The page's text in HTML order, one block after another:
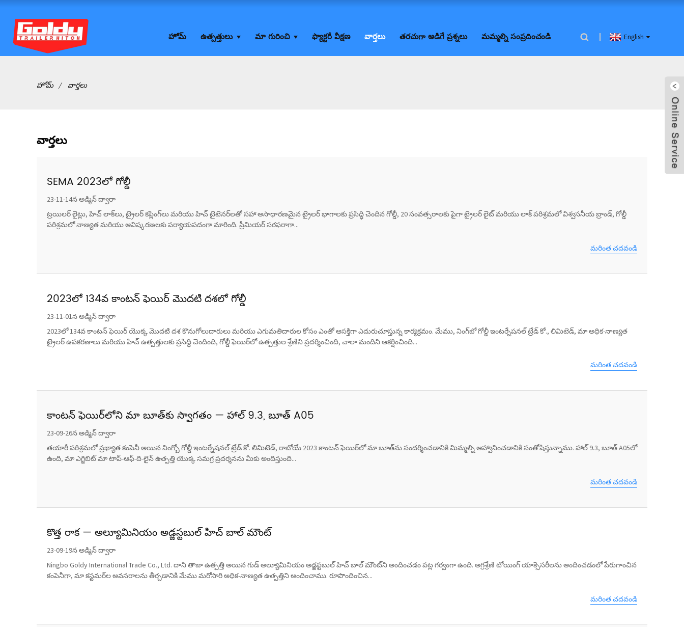
హోమ్ ఉత్పత్తులు మా గురించి ఫ్యాక్టరీ వీక్షణ వార్తలు తరచుగా అడిగే ప్రశ్నలు మమ్మల్ని సంప్రదించండి English
హోమ్ వార్తలు
వార్తలు
SEMA 2023లో గోల్డీ
23-11-14న అడ్మిన్ ద్వారా
ట్రయిలర్ లైట్లు, హిచ్ లాక్‌లు, ట్రైలర్ కప్లింగ్‌లు మరియు హిచ్ టైటెనర్‌లతో సహా అసాధారణమైన ట్రైలర్ భాగాలకు ప్రసిద్ధి చెందిన గోల్డీ, 20 సంవత్సరాలకు పైగా ట్రైలర్ లైట్ మరియు లాక్ పరిశ్రమలో విశ్వసనీయ బ్రాండ్, గోల్డీ
పరిశ్రమలో నాణ్యత మరియు ఆవిష్కరణలకు పర్యాయపదంగా మారింది. ప్రీమియర్ సరఫరాగా...
మరింత చదవండి
2023లో 134వ కాంటన్ ఫెయిర్ మొదటి దశలో గోల్డీ
23-11-01న అడ్మిన్ ద్వారా
2023లో 134వ కాంటన్ ఫెయిర్ యొక్క మొదటి దశ కొనుగోలుదారులు మరియు ఎగుమతిదారుల కోసం ఎంతో ఆసక్తిగా ఎదురుచూస్తున్న కార్యక్రమం. మేము, నింగ్‌బో గోల్డీ ఇంటర్నేషనల్ ట్రేడ్ కో., లిమిటెడ్, మా అధిక-నాణ్యత
ట్రైలర్ ఉపకరణాలు మరియు హిచ్ ఉత్పత్తులకు ప్రసిద్ధి చెందింది, గోల్డీ ఫెయిర్‌లో ఉత్పత్తుల శ్రేణిని ప్రదర్శించింది, చాలా మందిని ఆకర్షించింది...
మరింత చదవండి
కాంటన్ ఫెయిర్‌లోని మా బూత్‌కు స్వాగతం — హాల్ 9.3, బూత్ A05
23-09-26న అడ్మిన్ ద్వారా
తయారీ పరిశ్రమలో ప్రఖ్యాత కంపెనీ అయిన నింగ్బో గోల్డీ ఇంటర్నేషనల్ ట్రేడ్ కో. లిమిటెడ్, రాబోయే 2023 కాంటన్ ఫెయిర్‌లో మా బూత్‌ను సందర్శించడానికి మిమ్మల్ని ఆహ్వానించడానికి సంతోషిస్తున్నాము. హాల్ 9.3, బూత్ A05లో
ఉంది, మా ఎగ్జిబిట్ మా టాప్-ఆఫ్-ది-లైన్ ఉత్పత్తి యొక్క సమగ్ర ప్రదర్శనను మీకు అందిస్తుంది...
మరింత చదవండి
కొత్త రాక — అల్యూమినియం అడ్జస్టబుల్ హిచ్ బాల్ మౌంట్
23-09-19న అడ్మిన్ ద్వారా
Ningbo Goldy International Trade Co., Ltd. దాని తాజా ఉత్పత్తి అయిన గుడ్ అల్యూమినియం అడ్జస్టబుల్ హిచ్ బాల్ మౌంట్‌ని అందించడం పట్ల గర్వంగా ఉంది. అగ్రశ్రేణి టోయింగ్ యాక్సెసరీలను అందించడంలో పేరుగాంచిన
కంపెనీగా, మా కస్టమర్‌ల అవసరాలను తీర్చడానికి మేము మరోసారి అధిక-నాణ్యత ఉత్పత్తిని అందించాము. రూపొందించిన...
మరింత చదవండి